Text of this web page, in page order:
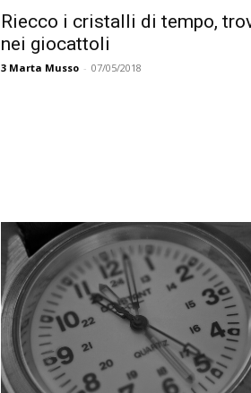
Riecco i cristalli di tempo,
nei giocattoli
3 Marta Musso - 07/05/2018